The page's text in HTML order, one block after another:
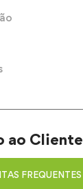
ao Cliente
FREQUENTES